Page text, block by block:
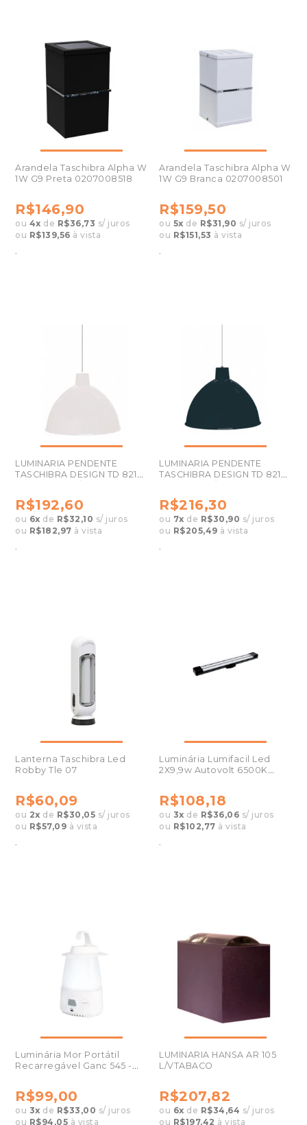
Arandela Taschibra Alpha W
1W G9 Preta 0207008518
R$146,90
ou 4x de R$36,73 s/ juros
ou R$139,56 à vista
.
Arandela Taschibra Alpha W
1W G9 Branca 0207008501
R$159,50
ou 5x de R$31,90 s/ juros
ou R$151,53 à vista
.
LUMINARIA PENDENTE
TASCHIBRA DESIGN TD 821
R$192,60
ou 6x de R$32,10 s/ juros
ou R$182,97 à vista
.
LUMINARIA PENDENTE
TASCHIBRA DESIGN TD 821
R$216,30
ou 7x de R$30,90 s/ juros
ou R$205,49 à vista
.
Lanterna Taschibra Led
Robby Tle 07
R$60,09
ou 2x de R$30,05 s/ juros
ou R$57,09 à vista
.
Luminária Lumifacil Led
2X9,9w Autovolt 6500K
R$108,18
ou 3x de R$36,06 s/ juros
ou R$102,77 à vista
.
Luminária Mor Portátil
Recarregável Ganc 545 -
R$99,00
ou 3x de R$33,00 s/ juros
ou R$94,05 à vista
LUMINARIA HANSA AR 105
L/VTABACO
R$207,82
ou 6x de R$34,64 s/ juros
ou R$197,42 à vista